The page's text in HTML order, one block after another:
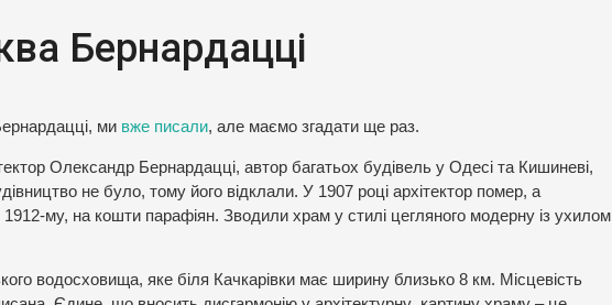
Бернардацці
ми вже писали, але маємо згадати ще раз.
Олександр Бернардацці, автор багатьох будівель у Одесі та Кишиневі,
не було, тому його відклали. У 1907 році архітектор помер, а
му, на кошти парафіян. Зводили храм у стилі цегляного модерну із ухилом
водосховища, яке біля Качкарівки має ширину близько 8 км. Місцевість